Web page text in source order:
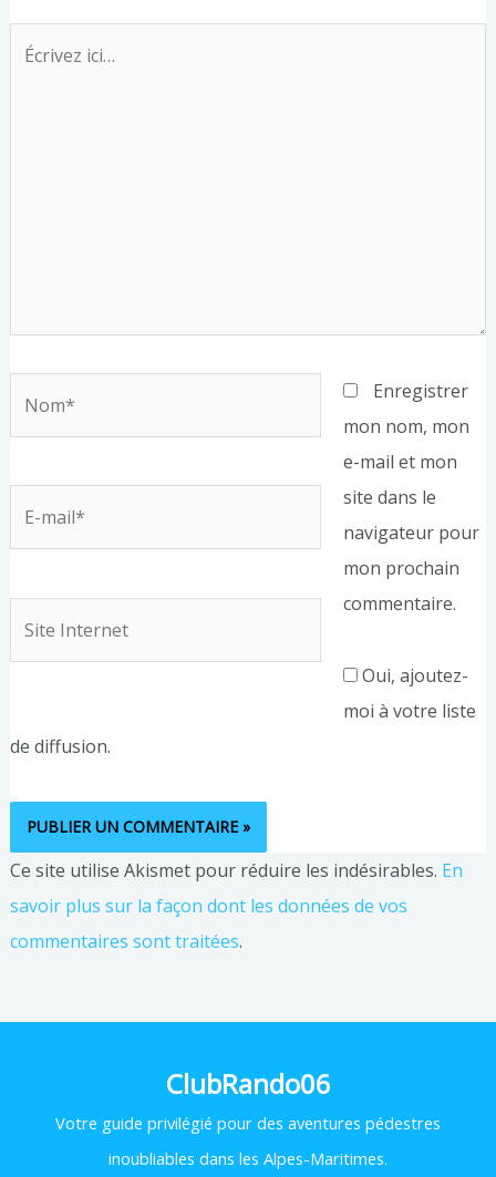
Écrivez
Enregistrer
mon nom, mon
e-mail et mon
site dans le
navigateur pour
mon prochain
commentaire.
Oui, ajoutez-
moi à votre liste
de diffusion.
Ce site utilise Akismet pour réduire les indésirables. En
savoir plus sur la façon dont les données de vos
commentaires sont traitées.
ClubRando06
Votre guide privilégié pour des aventures pédestres
inoubliables dans les Alpes-Maritimes.